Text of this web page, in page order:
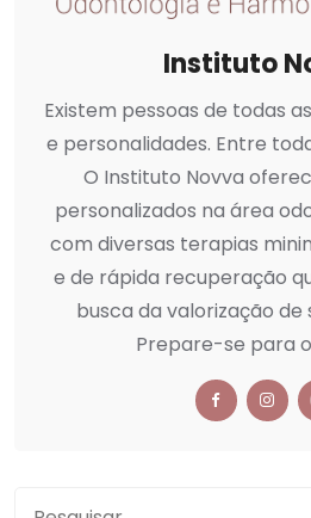
Instituto
Existem pessoas de todas
e personalidades. Entre
O Instituto Novva
personalizados na área
com diversas terapias
e de rápida recuperação
busca da valorização de
Prepare-se para